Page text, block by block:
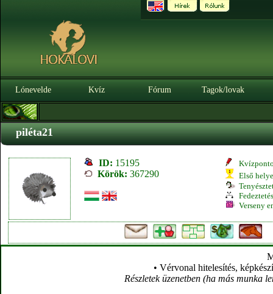
Lónevelde Kvíz Fórum Tagok/lovak
piléta21
ID: 15195
Körök: 367290
Első
Verseny